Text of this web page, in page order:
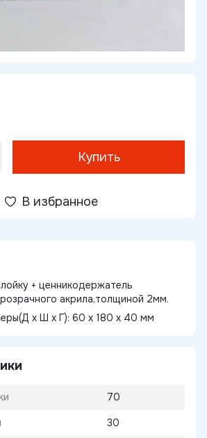
Купить
В избранное
+ ценникодержатель
акрила,толщиной 2мм.
х Ш х Г): 60 х 180 х 40 мм
70
30